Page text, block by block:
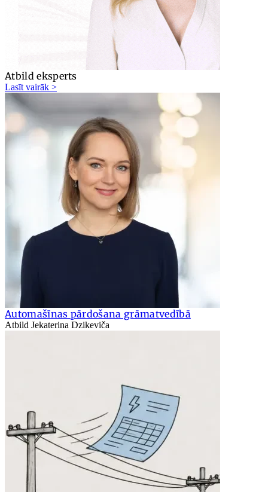
Atbild eksperts
Lasīt vairāk >
Automašīnas pārdošana grāmatvedībā
Atbild Jekaterina Dzikeviča